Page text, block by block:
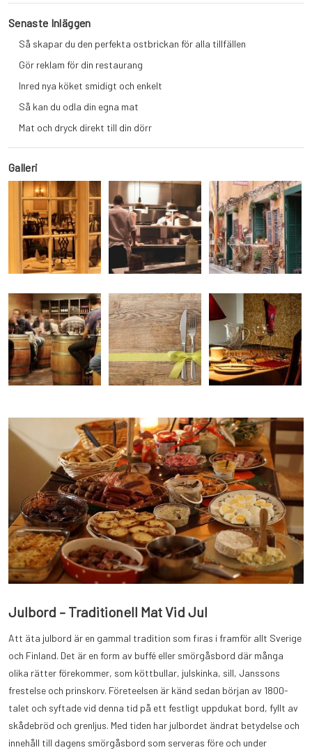
Julbord – Traditionell Mat Vid Jul
Att äta julbord är en gammal tradition som firas i framför allt Sverige
och Finland. Det är en form av buffé eller smörgåsbord där många
olika rätter förekommer, som köttbullar, julskinka, sill, Janssons
frestelse och prinskorv. Företeelsen är känd sedan början av 1800-
talet och syftade vid denna tid på ett festligt uppdukat bord, fyllt av
skådebröd och grenljus. Med tiden har julbordet ändrat betydelse och
innehåll till dagens smörgåsbord som serveras före och under
Senaste Inläggen
Så skapar du den perfekta ostbrickan för alla tillfällen
Gör reklam för din restaurang
Inred nya köket smidigt och enkelt
Så kan du odla din egna mat
Mat och dryck direkt till din dörr
Galleri